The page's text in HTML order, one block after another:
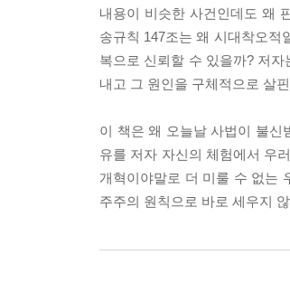
내용이 비슷한 사건인데도 왜
송규칙 147조는 왜 시대착오적
복으로 신뢰할 수 있을까? 저
내고 그 원인을 구체적으로 살
이 책은 왜 오늘날 사법이 불신
유를 저자 자신의 체험에서 우
개혁이야말로 더 미룰 수 없는
주주의 원칙으로 바로 세우지